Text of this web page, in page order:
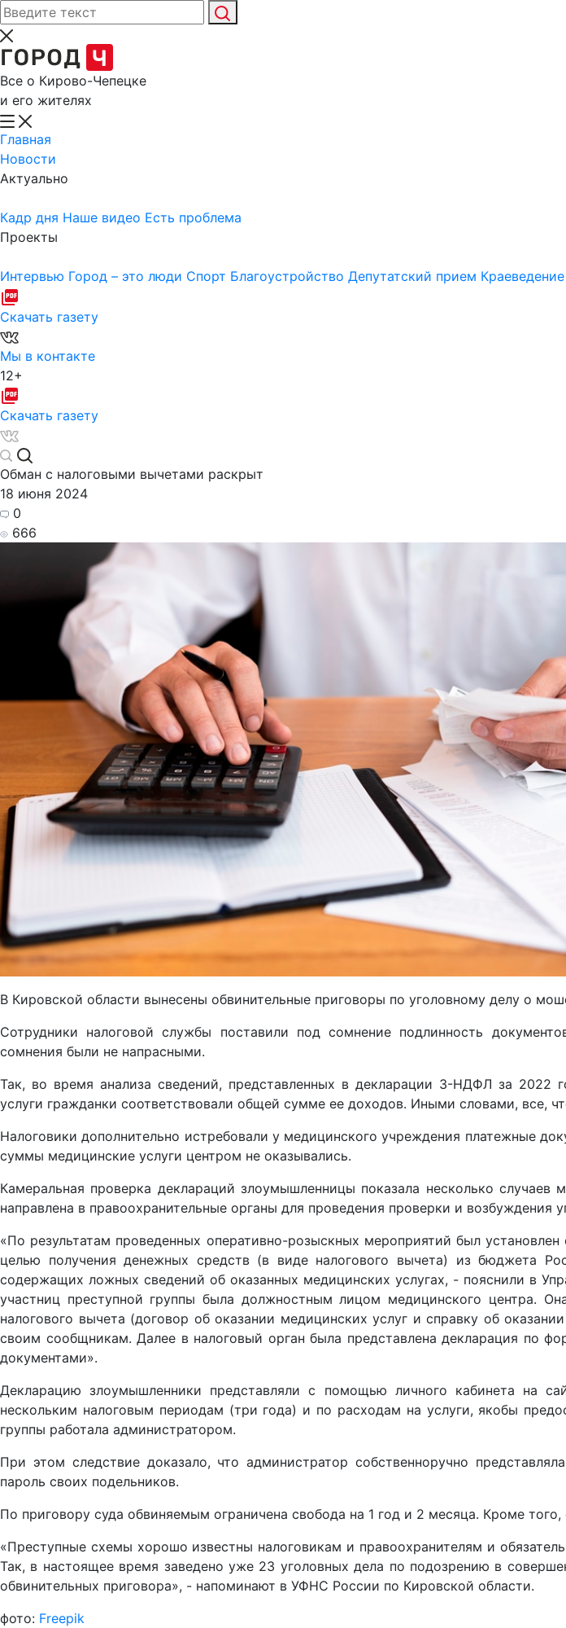
Все о Кирово-Чепецке
и его жителях
Главная
Новости
Актуально
Кадр дня Наше видео Есть проблема
Проекты
Интервью Город – это люди Спорт Благоустройство Депутатский прием Краеведение
Скачать газету
Мы в контакте
12+
Скачать газету
Обман с налоговыми вычетами раскрыт
18 июня 2024
0
666
В Кировской области вынесены обвинительные приговоры по уголовному делу о
Сотрудники налоговой службы поставили под сомнение подлинность
сомнения были не напрасными.
Так, во время анализа сведений, представленных в декларации 3-НДФЛ за 2022
услуги гражданки соответствовали общей сумме ее доходов. Иными словами, все,
Налоговики дополнительно истребовали у медицинского учреждения платежные
суммы медицинские услуги центром не оказывались.
Камеральная проверка деклараций злоумышленницы показала несколько
направлена в правоохранительные органы для проведения проверки и возбуждения
«По результатам проведенных оперативно-розыскных мероприятий был
целью получения денежных средств (в виде налогового вычета) из бюджета
содержащих ложных сведений об оказанных медицинских услугах, - пояснили в
участниц преступной группы была должностным лицом медицинского центра.
налогового вычета (договор об оказании медицинских услуг и справку об
своим сообщникам. Далее в налоговый орган была представлена декларация
документами».
Декларацию злоумышленники представляли с помощью личного кабинета на
нескольким налоговым периодам (три года) и по расходам на услуги, якобы
группы работала администратором.
При этом следствие доказало, что администратор собственноручно
пароль своих подельников.
По приговору суда обвиняемым ограничена свобода на 1 год и 2 месяца. Кроме
«Преступные схемы хорошо известны налоговикам и правоохранителям и
Так, в настоящее время заведено уже 23 уголовных дела по подозрению в
обвинительных приговора», - напоминают в УФНС России по Кировской области.
фото: Freepik